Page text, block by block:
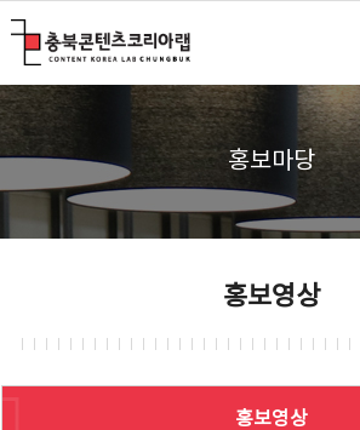
홍보마당
홍보영상
홍보영상